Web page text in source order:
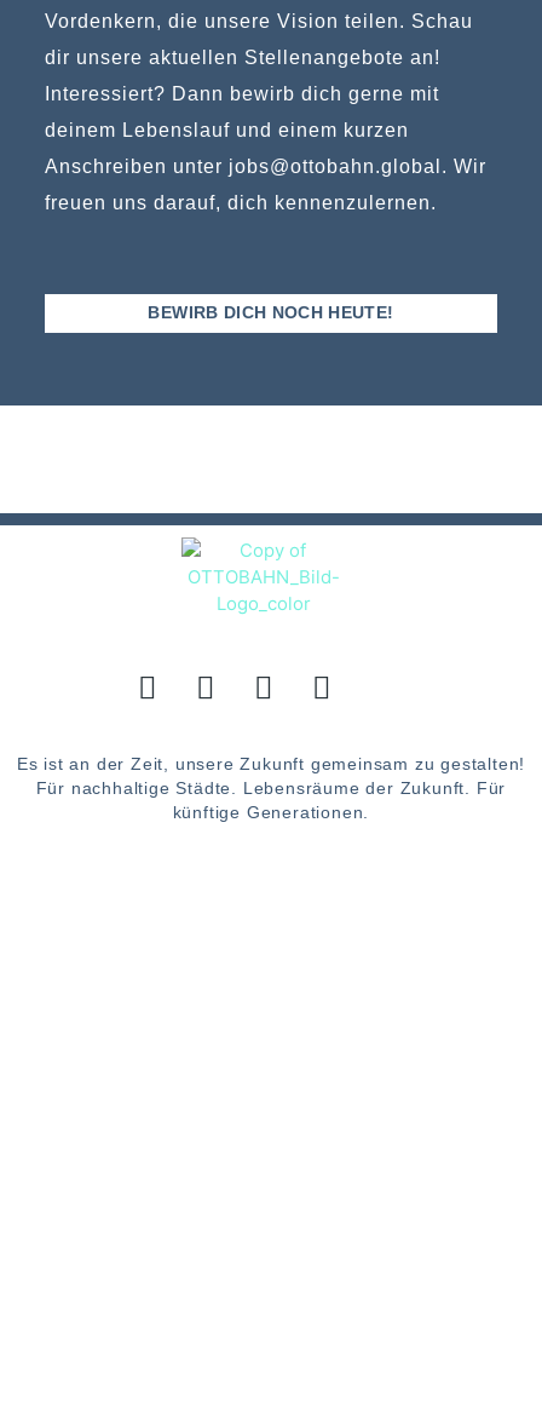
Vordenkern, die unsere Vision teilen. Schau
dir unsere aktuellen Stellenangebote an!
Interessiert? Dann bewirb dich gerne mit
deinem Lebenslauf und einem kurzen
Anschreiben unter jobs@ottobahn.global . Wir
freuen uns darauf, dich kennenzulernen.
BEWIRB DICH NOCH HEUTE!
Es ist an der Zeit, unsere Zukunft gemeinsam zu gestalten!
Für nachhaltige Städte. Lebensräume der Zukunft. Für
künftige Generationen.